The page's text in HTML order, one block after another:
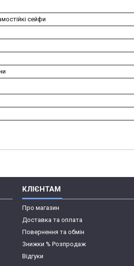
сейфи
КЛІЄНТАМ
Про магазин
Доставка та оплата
Повернення та обмін
Знижки % Розпродаж
Відгуки